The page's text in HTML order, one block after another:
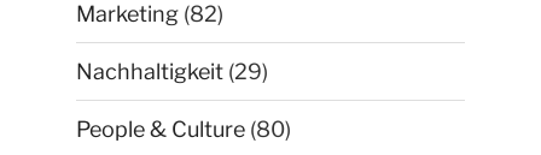
Marketing (82)
Nachhaltigkeit (29)
People & Culture (80)